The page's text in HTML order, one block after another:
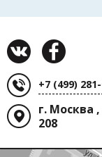
+7 (499)
г. Москва
208